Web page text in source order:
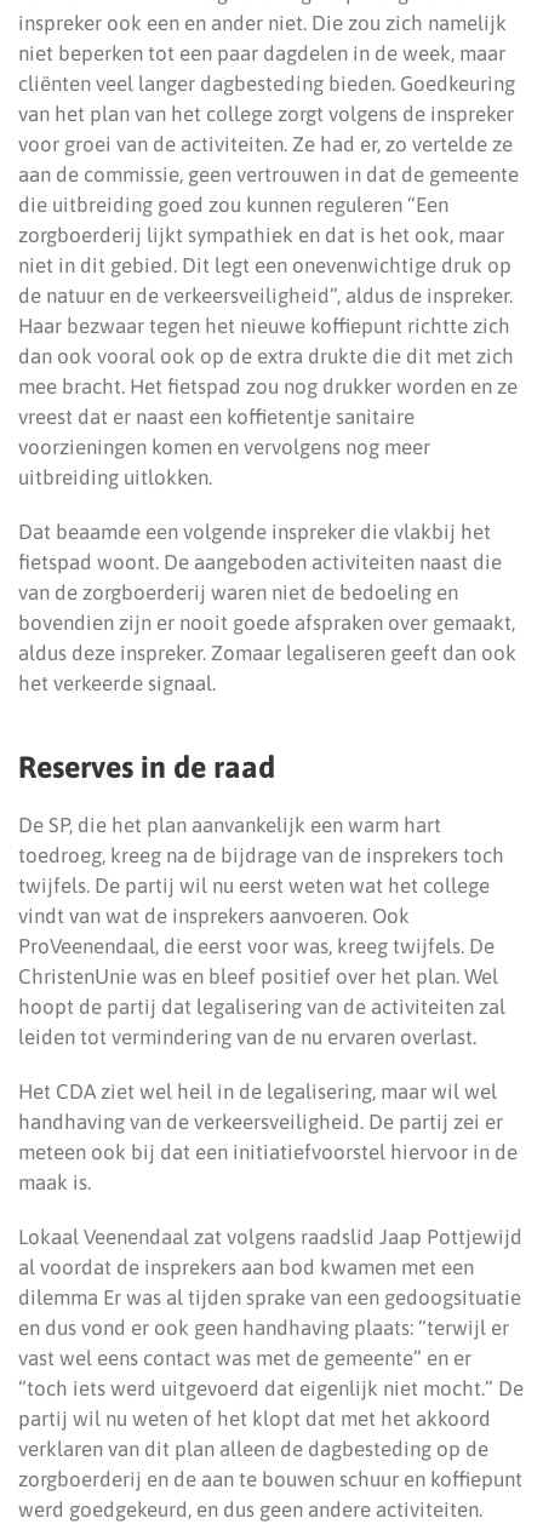
inspreker ook een en ander niet. Die zou zich namelijk
niet beperken tot een paar dagdelen in de week, maar
cliënten veel langer dagbesteding bieden. Goedkeuring
van het plan van het college zorgt volgens de inspreker
voor groei van de activiteiten. Ze had er, zo vertelde ze
aan de commissie, geen vertrouwen in dat de gemeente
die uitbreiding goed zou kunnen reguleren “Een
zorgboerderij lijkt sympathiek en dat is het ook, maar
niet in dit gebied. Dit legt een onevenwichtige druk op
de natuur en de verkeersveiligheid”, aldus de inspreker.
Haar bezwaar tegen het nieuwe koffiepunt richtte zich
dan ook vooral ook op de extra drukte die dit met zich
mee bracht. Het fietspad zou nog drukker worden en ze
vreest dat er naast een koffietentje sanitaire
voorzieningen komen en vervolgens nog meer
uitbreiding uitlokken.
Dat beaamde een volgende inspreker die vlakbij het
fietspad woont. De aangeboden activiteiten naast die
van de zorgboerderij waren niet de bedoeling en
bovendien zijn er nooit goede afspraken over gemaakt,
aldus deze inspreker. Zomaar legaliseren geeft dan ook
het verkeerde signaal.
Reserves in de raad
De SP, die het plan aanvankelijk een warm hart
toedroeg, kreeg na de bijdrage van de insprekers toch
twijfels. De partij wil nu eerst weten wat het college
vindt van wat de insprekers aanvoeren. Ook
ProVeenendaal, die eerst voor was, kreeg twijfels. De
ChristenUnie was en bleef positief over het plan. Wel
hoopt de partij dat legalisering van de activiteiten zal
leiden tot vermindering van de nu ervaren overlast.
Het CDA ziet wel heil in de legalisering, maar wil wel
handhaving van de verkeersveiligheid. De partij zei er
meteen ook bij dat een initiatiefvoorstel hiervoor in de
maak is.
Lokaal Veenendaal zat volgens raadslid Jaap Pottjewijd
al voordat de insprekers aan bod kwamen met een
dilemma Er was al tijden sprake van een gedoogsituatie
en dus vond er ook geen handhaving plaats: “terwijl er
vast wel eens contact was met de gemeente” en er
“toch iets werd uitgevoerd dat eigenlijk niet mocht.” De
partij wil nu weten of het klopt dat met het akkoord
verklaren van dit plan alleen de dagbesteding op de
zorgboerderij en de aan te bouwen schuur en koffiepunt
werd goedgekeurd, en dus geen andere activiteiten.